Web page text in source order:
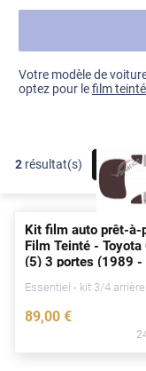
Ford
Hyundai
Land Rover
Mini
Voir tout
Votre modèle de
optez pour lefilm
2 résultat(s)
Kit film auto prêt-à-
Film Teinté - Toyota
(5) 3portes (1989 -
Essentiel - kit 3/4 arrière
89,00 €